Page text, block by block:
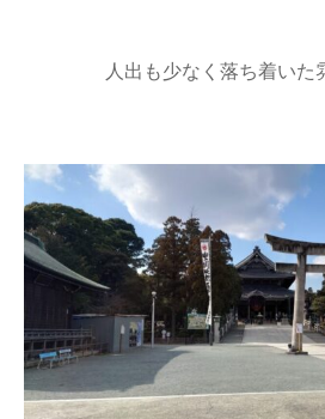
人出も少なく落ち着いた